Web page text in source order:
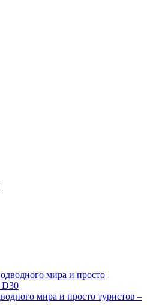
мира и просто туристов –